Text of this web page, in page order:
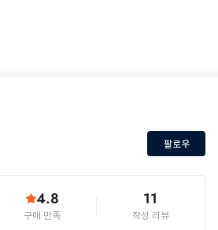
팔로우
4.8
구매 만족
11
작성 리뷰